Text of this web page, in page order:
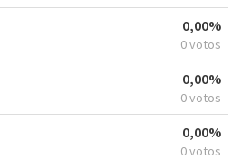
0,00%
0 votos
0,00%
0 votos
0,00%
0 votos